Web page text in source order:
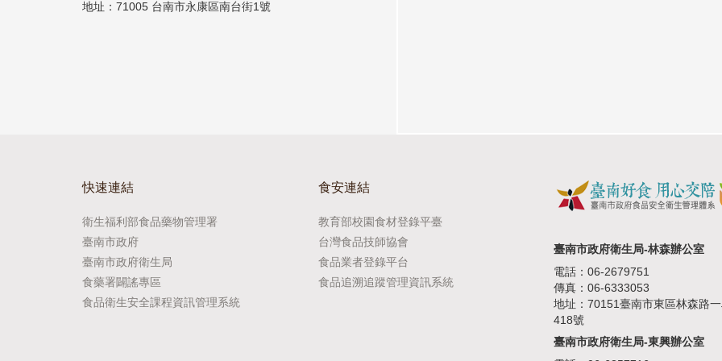
地址：71005 台南市永康區南台街1號
快速連結
衛生福利部食品藥物管理署
臺南市政府
臺南市政府衛生局
食藥署闢謠專區
食品衛生安全課程資訊管理系統
食安連結
教育部校園食材登錄平臺
台灣食品技師協會
食品業者登錄平台
食品追溯追蹤管理資訊系統
臺南市政府衛生局-林森辦公室
電話：06-2679751
傳真：06-6333053
地址：70151臺南市東區林森路
418號
臺南市政府衛生局-東興辦公室